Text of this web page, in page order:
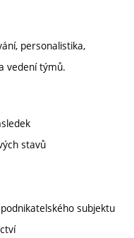
personalistika,
vedení týmů.
stavů
subjektu